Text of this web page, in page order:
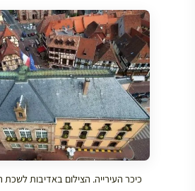
כיכר העירייה. הצילום באדיבות לשכת